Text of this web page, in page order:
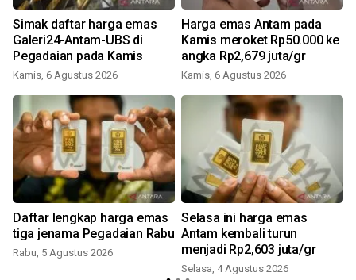
Simak daftar harga emas
Galeri24-Antam-UBS di
Pegadaian pada Kamis
Kamis, 6 Agustus 2026
Harga emas Antam pada
Kamis meroket Rp50.000 ke
angka Rp2,679 juta/gr
Kamis, 6 Agustus 2026
Daftar lengkap harga emas
tiga jenama Pegadaian Rabu
Rabu, 5 Agustus 2026
Selasa ini harga emas
Antam kembali turun
menjadi Rp2,603 juta/gr
Selasa, 4 Agustus 2026